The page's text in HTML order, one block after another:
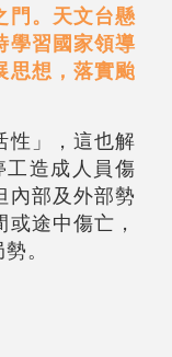
門。天文台懸
學習國家領導
思想，落實颱
性」，這也解
造成人員傷
內部及外部勢
途中傷亡，
。